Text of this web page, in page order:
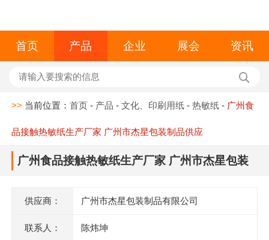
首页 产品 企业 展会 资讯
>> 当前位置：首页 - 产品 -文化、印刷用纸 -热敏纸 - 广州食
品接触热敏纸生产厂家 广州市杰星包装制品供应
广州食品接触热敏纸生产厂家 广州市杰星包装
供应商： 广州市杰星包装制品有限公司
联系人： 陈炜坤